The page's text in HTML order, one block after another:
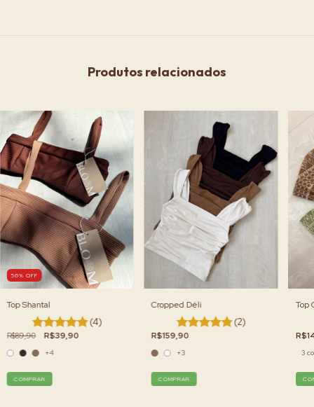
Produtos relacionados
56% OFF
Top Shantal
(4)
R$89,90 R$39,90
+4
COMPRAR
Cropped Déli
(2)
R$159,90
+3
COMPRAR
Top
3